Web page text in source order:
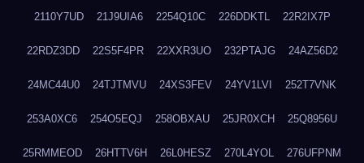
2110Y7UD 21J9UIA6 2254Q10C 226DDKTL 22R2IX7P
22RDZ3DD 22S5F4PR 22XXR3UO 232PTAJG 24AZ56D2
24MC44U0 24TJTMVU 24XS3FEV 24YV1LVI 252T7VNK
253A0XC6 254O5EQJ 258OBXAU 25JR0XCH 25Q8956U
25RMMEOD 26HTTV6H 26L0HESZ 270L4YOL 276UFPNM